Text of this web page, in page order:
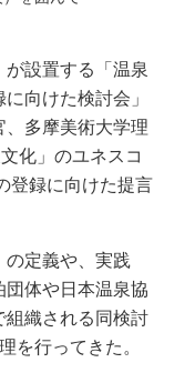
設置する「温泉
向けた検討会」
、多摩美術大学理
化」のユネスコ
登録に向けた提言
定義や、実践
体や日本温泉協
組織される同検討
を行ってきた。